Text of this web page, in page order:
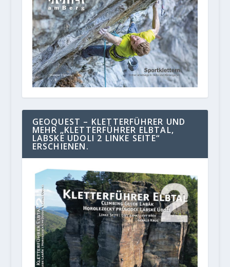
GEOQUEST – KLETTERFÜHRER UND
MEHR „KLETTERFÜHRER ELBTAL,
LABSKE UDOLI 2 LINKE SEITE“
ERSCHIENEN.